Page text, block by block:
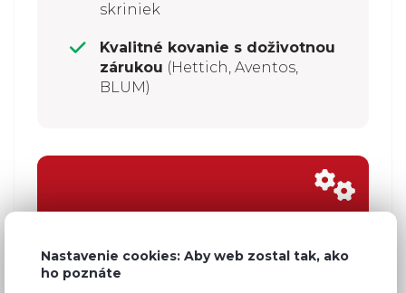
skriniek
Kvalitné kovanie s doživotnou
zárukou (Hettich, Aventos,
BLUM)
Zostavte si kuchyňu
Nastavenie cookies: Aby web zostal tak, ako
ho poznáte